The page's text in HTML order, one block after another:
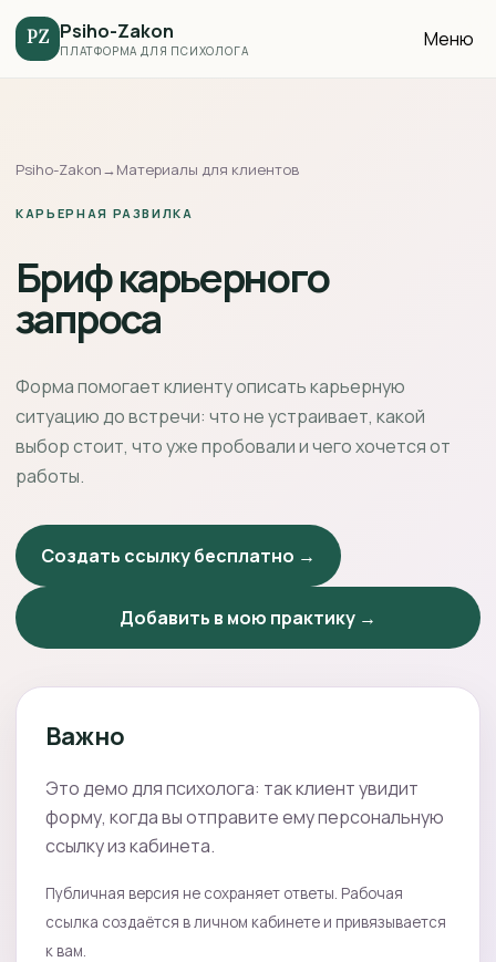
PZ Psiho-Zakon
ПЛАТФОРМА ДЛЯ ПСИХОЛОГА Меню
Psiho-Zakon→Материалы для клиентов
КАРЬЕРНАЯ РАЗВИЛКА
Бриф карьерного
запроса
Форма помогает клиенту описать карьерную
ситуацию до встречи: что не устраивает, какой
выбор стоит, что уже пробовали и чего хочется от
работы.
Создать ссылку бесплатно →
Добавить в мою практику →
Важно
Это демо для психолога: так клиент увидит
форму, когда вы отправите ему персональную
ссылку из кабинета.
Публичная версия не сохраняет ответы. Рабочая
ссылка создаётся в личном кабинете и привязывается
к вам.